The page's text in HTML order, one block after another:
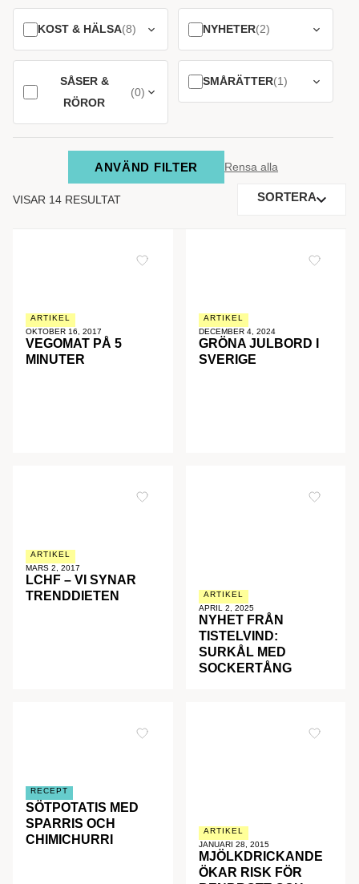
KOST & HÄLSA(8) NYHETER(2)
SÅSER &
RÖROR
(0)
SMÅRÄTTER(1)
ANVÄND FILTER Rensa alla
VISAR 14 RESULTAT SORTERA
ARTIKEL
OKTOBER 16, 2017
VEGOMAT PÅ 5
MINUTER
ARTIKEL
DECEMBER 4, 2024
GRÖNA JULBORD I
SVERIGE
ARTIKEL
MARS 2, 2017
LCHF – VI SYNAR
TRENDDIETEN
ARTIKEL
APRIL 2, 2025
NYHET FRÅN
TISTELVIND:
SURKÅL MED
SOCKERTÅNG
RECEPT
SÖTPOTATIS MED
SPARRIS OCH
CHIMICHURRI
ARTIKEL
JANUARI 28, 2015
MJÖLKDRICKANDE
ÖKAR RISK FÖR